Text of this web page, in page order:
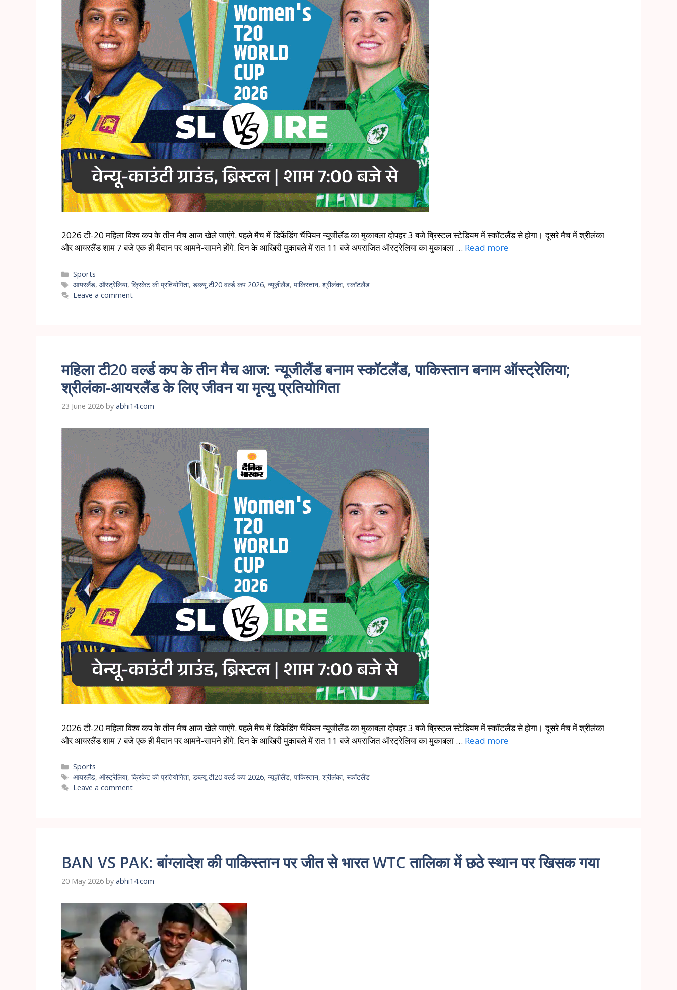
2026 टी-20 महिला विश्व कप के तीन मैच आज खेले जाएंगे. पहले मैच में डिफेंडिंग चैंपियन न्यूजीलैंड का मुकाबला दोपहर 3 बजे ब्रिस्टल स्टेडियम में स्कॉटलैंड से होगा। दूसरे मैच में श्रीलंका
और आयरलैंड शाम 7 बजे एक ही मैदान पर आमने-सामने होंगे. दिन के आखिरी मुकाबले में रात 11 बजे अपराजित ऑस्ट्रेलिया का मुकाबला … Read more
Sports
आयरलैंड,ऑस्ट्रेलिया,क्रिकेट की प्रतियोगिता,डब्ल्यू टी20 वर्ल्ड कप 2026,न्यूज़ीलैंड,पाकिस्तान,श्रीलंका,स्कॉटलैंड
Leave a comment
महिला टी20 वर्ल्ड कप के तीन मैच आज: न्यूजीलैंड बनाम स्कॉटलैंड, पाकिस्तान बनाम ऑस्ट्रेलिया;
श्रीलंका-आयरलैंड के लिए जीवन या मृत्यु प्रतियोगिता
23 June 2026 by abhi14.com
2026 टी-20 महिला विश्व कप के तीन मैच आज खेले जाएंगे. पहले मैच में डिफेंडिंग चैंपियन न्यूजीलैंड का मुकाबला दोपहर 3 बजे ब्रिस्टल स्टेडियम में स्कॉटलैंड से होगा। दूसरे मैच में श्रीलंका
और आयरलैंड शाम 7 बजे एक ही मैदान पर आमने-सामने होंगे. दिन के आखिरी मुकाबले में रात 11 बजे अपराजित ऑस्ट्रेलिया का मुकाबला … Read more
Sports
आयरलैंड,ऑस्ट्रेलिया,क्रिकेट की प्रतियोगिता,डब्ल्यू टी20 वर्ल्ड कप 2026,न्यूज़ीलैंड,पाकिस्तान,श्रीलंका,स्कॉटलैंड
Leave a comment
BAN VS PAK: बांग्लादेश की पाकिस्तान पर जीत से भारत WTC तालिका में छठे स्थान पर खिसक गया
20 May 2026 by abhi14.com